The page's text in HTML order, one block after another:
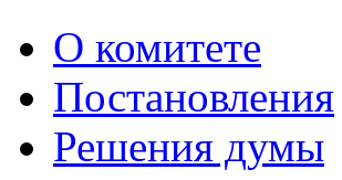
О комитете
Постановления
Решения думы